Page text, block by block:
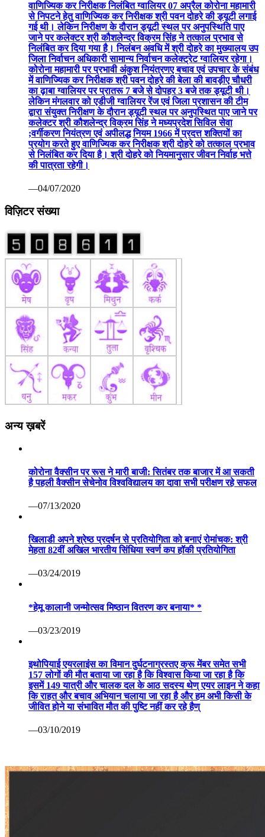
वाणिज्यिक कर निरीक्षक निलंबित ग्वालियर 07 अप्रैल कोरोना महामारी
से निपटने हेतु वाणिज्यिक कर निरीक्षक श्री पवन दोहरे की ड्यूटी लगाई
गई थी। लेकिन निरीक्षण के दौरान ड्यूटी स्थल पर अनुपस्थिति पाए
जाने पर कलेक्टर श्री कौशलेन्द्र विक्रम सिंह ने तत्काल प्रभाव से
निलंबित कर दिया गया है। निलंबन अवधि में श्री दोहरे का मुख्यालय उप
जिला निर्वाचन अधिकारी सामान्य निर्वाचन कलेक्ट्रेट ग्वालियर रहेगा।
कोरोना महामारी पर प्रभावी अंकुश नियंत्रणए बचाव एवं उपचार के संबंध
में वाणिज्यिक कर निरीक्षक श्री पवन दोहरे की बेला की बावड़ीए चौधरी
का ढ़ाबा ग्वालियर पर प्रातरू 7 बजे से दोपहर 3 बजे तक ड्यूटी थी।
लेकिन मंगलवार को एडीजी ग्वालियर रेंज एवं जिला प्रशासन की टीम
द्वारा संयुक्त निरीक्षण के दौरान ड्यूटी स्थल पर अनुपस्थित पाए जाने पर
कलेक्टर श्री कौशलेन्द्र विक्रम सिंह ने मध्यप्रदेश सिविल सेवा
;वर्गीकरण नियंत्रण एवं अपीलद्ध नियम 1966 में प्रदत्त शक्तियों का
प्रयोग करते हुए वाणिज्यिक कर निरीक्षक श्री दोहरे को तत्काल प्रभाव
से निलंबित कर दिया है। श्री दोहरे को नियमानुसार जीवन निर्वाह भत्ते
की पात्रता रहेगी।
—04/07/2020
विज़िटर संख्या
अन्य ख़बरें
कोरोना वैक्सीन पर रूस ने मारी बाजी: सितंबर तक बाजार में आ सकती
है पहली वैक्सीन सेचेनोव विश्वविद्यालय का दावा सभी परीक्षण रहे सफल
—07/13/2020
खिलाडी अपने श्रेष्ठ प्रदर्षन से प्रतियोगिता को बनाएं रोमांचक: श्री
मेहता 82वीं अखिल भारतीय सिंधिया स्वर्ण कप हॉकी प्रतियोगिता
—03/24/2019
*हेमू कालानी जन्मोत्सव मिष्ठान वितरण कर बनाया* *
—03/23/2019
इथोपियाई एयरलाइंस का विमान दुर्घटनाग्रस्तए क्रू मेंबर समेत सभी
157 लोगों की मौत बताया जा रहा है कि विश्वास किया जा रहा है कि
इसमें 149 यात्री और चालक दल के आठ सदस्य थेण् एयर लाइन ने कहा
कि राहत और बचाव अभियान चलाया जा रहा है और हम अभी किसी के
जीवित होने या संभावित मौत की पुष्टि नहीं कर रहे हैण्
—03/10/2019